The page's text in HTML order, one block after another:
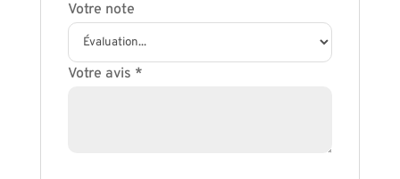
Votre note
Votre avis *